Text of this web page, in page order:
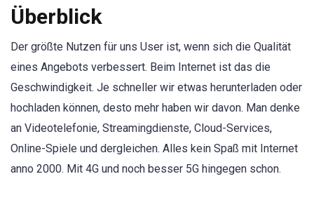
Überblick
Der größte Nutzen für uns User ist, wenn sich die Qualität
eines Angebots verbessert. Beim Internet ist das die
Geschwindigkeit. Je schneller wir etwas herunterladen oder
hochladen können, desto mehr haben wir davon. Man denke
an Videotelefonie, Streamingdienste, Cloud-Services,
Online-Spiele und dergleichen. Alles kein Spaß mit Internet
anno 2000. Mit 4G und noch besser 5G hingegen schon.